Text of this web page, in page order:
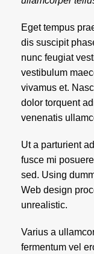
Eget tempus
dis suscipit
nunc feugiat
vestibulum
vivamus et.
dolor torquent
venenatis
Ut a parturient
fusce mi
sed. Using
Web design
unrealistic.
Varius a
fermentum vel